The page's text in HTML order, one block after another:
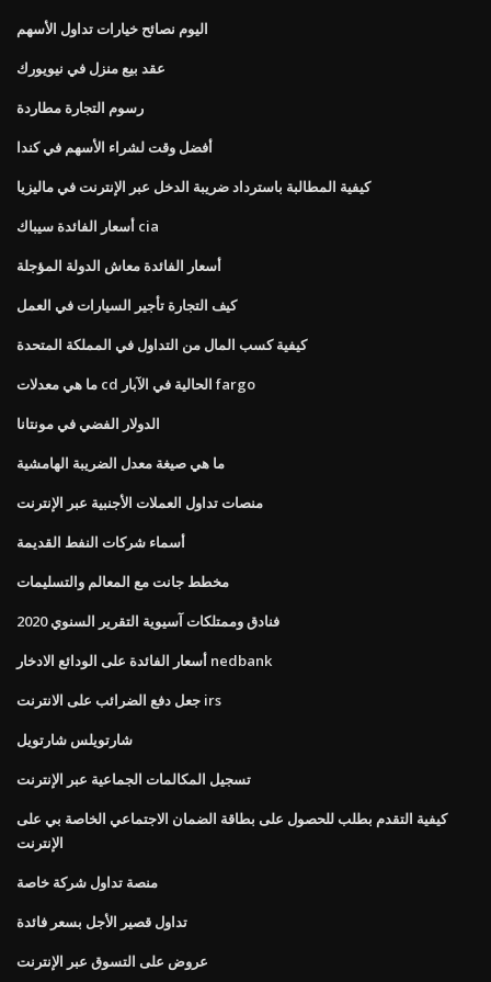
اليوم نصائح خيارات تداول الأسهم
عقد بيع منزل في نيويورك
رسوم التجارة مطاردة
أفضل وقت لشراء الأسهم في كندا
كيفية المطالبة باسترداد ضريبة الدخل عبر الإنترنت في ماليزيا
أسعار الفائدة سيباك cia
أسعار الفائدة معاش الدولة المؤجلة
كيف التجارة تأجير السيارات في العمل
كيفية كسب المال من التداول في المملكة المتحدة
ما هي معدلات cd الحالية في الآبار fargo
الدولار الفضي في مونتانا
ما هي صيغة معدل الضريبة الهامشية
منصات تداول العملات الأجنبية عبر الإنترنت
أسماء شركات النفط القديمة
مخطط جانت مع المعالم والتسليمات
فنادق وممتلكات آسيوية التقرير السنوي 2020
أسعار الفائدة على الودائع الادخار nedbank
جعل دفع الضرائب على الانترنت irs
شارتويلس شارتويل
تسجيل المكالمات الجماعية عبر الإنترنت
كيفية التقدم بطلب للحصول على بطاقة الضمان الاجتماعي الخاصة بي على
الإنترنت
منصة تداول شركة خاصة
تداول قصير الأجل بسعر فائدة
عروض على التسوق عبر الإنترنت